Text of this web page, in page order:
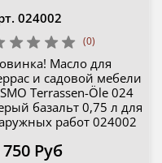
024002
(0)
Масло для
и садовой мебели
Terrassen-Öle 024
базальт 0,75 л для
работ 024002
750 Руб